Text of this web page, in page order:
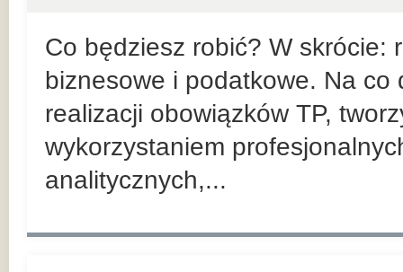
Co będziesz robić? W skrócie:
biznesowe i podatkowe. Na
realizacji obowiązków TP,
wykorzystaniem
analitycznych,...